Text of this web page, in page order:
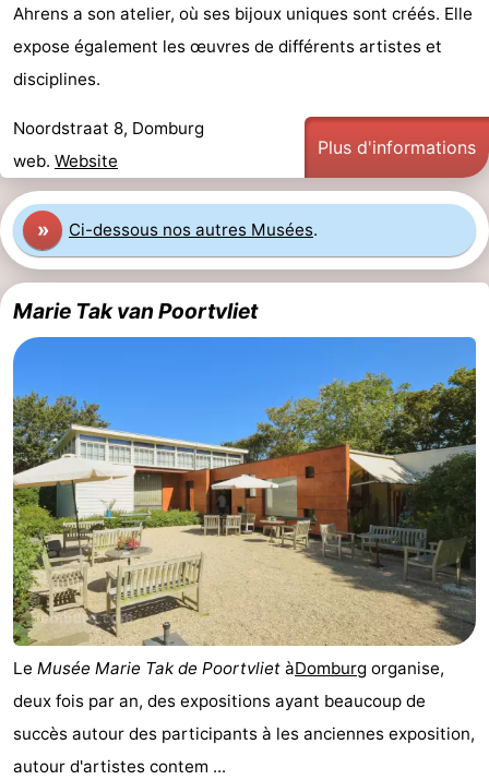
Last
minutes
Plages
Voir
et
faire
Lieux
d'intérêt
-
Musées
-
Monuments
Phares
-
Points
de
vue
Attractions
-
Terrains
de
jeux
-
Aires
de
jeux
intérieures
-
Bowling
-
Parcours
de
Centres
de
Villages
Ahrens a son atelier, où ses bijoux uniques sont créés. Elle
expose également les œuvres de différents artistes et
disciplines.
Noordstraat 8, Domburg
web. Website
Plus d'informations
» Ci-dessous nos autres Musées.
Marie Tak van Poortvliet
Le Musée Marie Tak de Poortvliet àDomburg organise,
deux fois par an, des expositions ayant beaucoup de
succès autour des participants à les anciennes exposition,
autour d'artistes contem ...